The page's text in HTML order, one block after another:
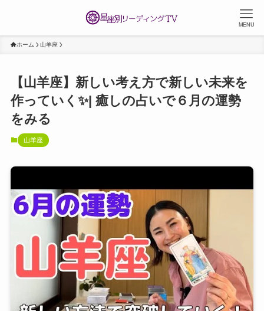
MENU
ホーム 山羊座
【山羊座】新しい考え方で新しい未来を
作っていく✨| 癒しの占いで６月の運勢
をみる
山羊座